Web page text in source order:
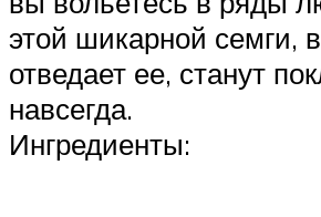
этой шикарной семги,
отведает ее, станут
навсегда.
Ингредиенты: